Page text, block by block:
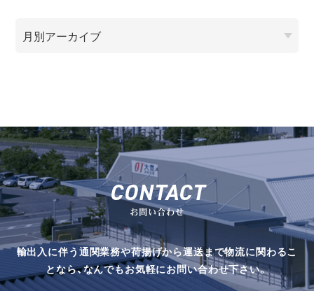
CONTACT
お問い合わせ
輸出入に伴う通関業務や荷揚げから運送まで物流に関わるこ
となら、なんでもお気軽にお問い合わせ下さい。